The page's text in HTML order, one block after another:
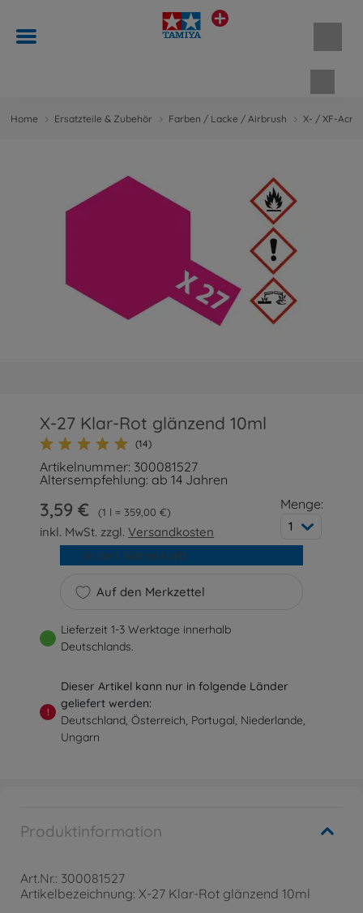
Home Ersatzteile & Zubehör Farben / Lacke / Airbrush X- / XF-
X-27 Klar-Rot glänzend 10ml
(14)
Artikelnummer: 300081527
Altersempfehlung: ab 14 Jahren
3,59 € 1 l = 359,00 €
inkl. MwSt. zzgl.Versandkosten
Menge:
1
Auf den Merkzettel
In den Warenkorb
Lieferzeit 1-3 Werktage innerhalb
Deutschlands.
!
Dieser Artikel kann nur in folgende Länder
geliefert werden:
Deutschland, Österreich, Portugal, Niederlande,
Ungarn
Produktinformation
Art.Nr.: 300081527
Artikelbezeichnung: X-27 Klar-Rot glänzend 10ml